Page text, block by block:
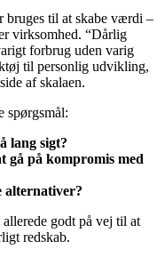
bruges til at skabe værdi –
virksomhed. “Dårlig
forbrug uden varig
til personlig udvikling,
af skalaen.
spørgsmål:
lang sigt?
gå på kompromis med
alternativer?
godt på vej til at
redskab.